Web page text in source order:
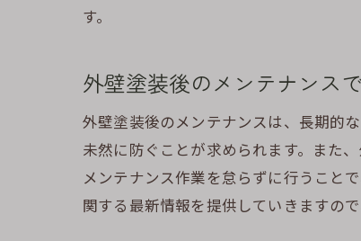
す。
外壁塗装後のメンテナンス
外壁塗装後のメンテナンスは、長期的
未然に防ぐことが求められます。また
メンテナンス作業を怠らずに行うこと
関する最新情報を提供していきますの